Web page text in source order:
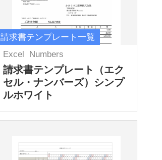
請求書テンプレート一覧
Excel
Numbers
請求書テンプレート（エク
セル・ナンバーズ）シンプ
ルホワイト